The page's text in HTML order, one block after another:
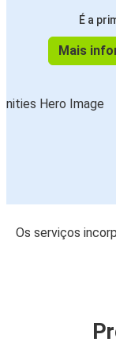
É a
Mais
Os serviços